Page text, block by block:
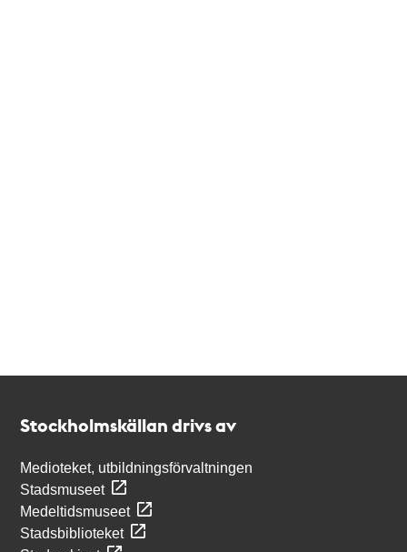
Stockholmskällan drivs av
Medioteket, utbildningsförvaltningen
Stadsmuseet
Medeltidsmuseet
Stadsbiblioteket